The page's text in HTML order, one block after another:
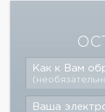
Как к Вам
Ваша